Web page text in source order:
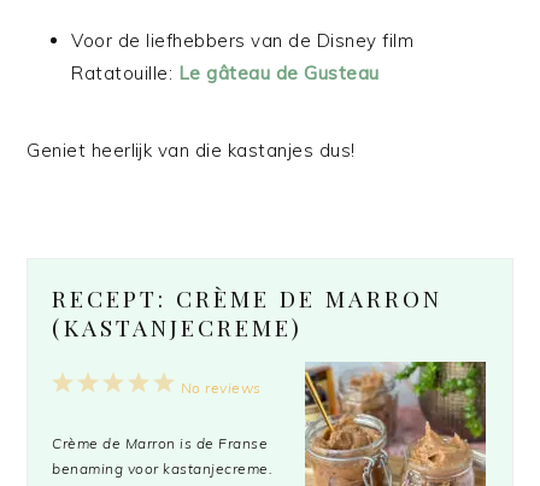
Voor de liefhebbers van de Disney film
Ratatouille: Le gâteau de Gusteau
Geniet heerlijk van die kastanjes dus!
RECEPT: CRÈME DE MARRON
(KASTANJECREME)
5
4
3
2
1
No reviews
Crème de Marron is de Franse
benaming voor kastanjecreme.